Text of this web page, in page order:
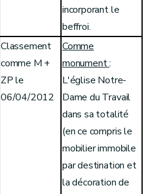
incorporant le
beffroi.
Classement
comme M +
ZP le
06/04/2012
Comme
monument:
L'église Notre-
Dame du Travail
dans sa totalité
(en ce compris le
mobilier immobile
par destination et
la décoration de